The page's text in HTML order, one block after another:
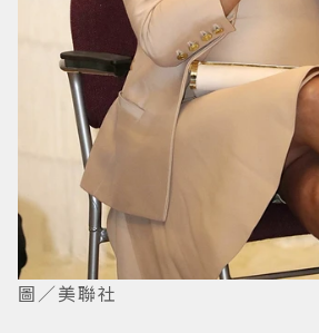
圖／美聯社